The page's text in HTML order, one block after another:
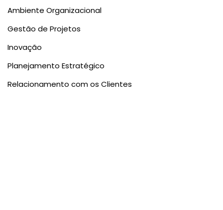
Ambiente Organizacional
Gestão de Projetos
Inovação
Planejamento Estratégico
Relacionamento com os Clientes